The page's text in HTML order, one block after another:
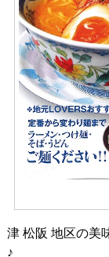
津 松阪 地区の美
♪